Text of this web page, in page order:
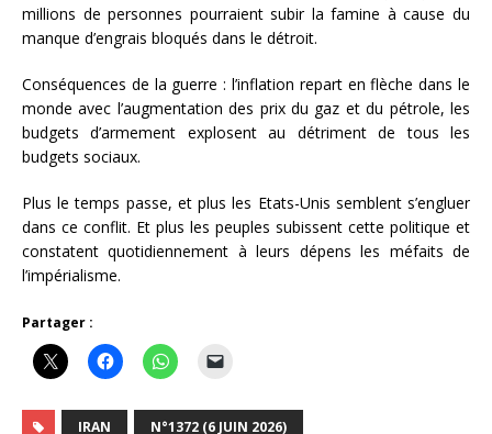
millions de personnes pourraient subir la famine à cause du
manque d’engrais bloqués dans le détroit.
Conséquences de la guerre : l’inflation repart en flèche dans le
monde avec l’augmentation des prix du gaz et du pétrole, les
budgets d’armement explosent au détriment de tous les
budgets sociaux.
Plus le temps passe, et plus les Etats-Unis semblent s’engluer
dans ce conflit. Et plus les peuples subissent cette politique et
constatent quotidiennement à leurs dépens les méfaits de
l’impérialisme.
Partager :
IRAN N°1372 (6 JUIN 2026)